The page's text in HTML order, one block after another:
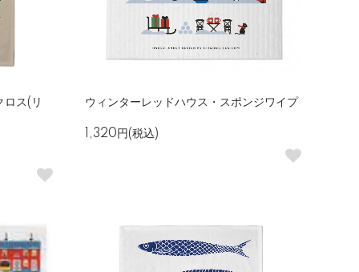
ロス(リ ウィンターレッドハウス・スポンジワイプ
1,320円(税込)